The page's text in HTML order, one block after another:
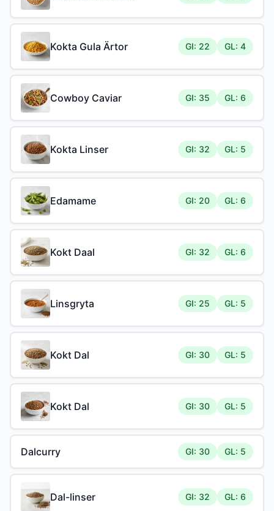
Kokta Gula Ärtor GI: 22 GL: 4
Cowboy Caviar GI: 35 GL: 6
Kokta Linser GI: 32 GL: 5
Edamame GI: 20 GL: 6
Kokt Daal GI: 32 GL: 6
Linsgryta GI: 25 GL: 5
Kokt Dal GI: 30 GL: 5
Kokt Dal GI: 30 GL: 5
Dalcurry GI: 30 GL: 5
Dal-linser GI: 32 GL: 6